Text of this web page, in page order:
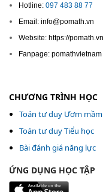
Hotline: 097 483 88 77
Email: info@pomath.vn
Website: https://pomath.vn
Fanpage: pomathvietnam
CHƯƠNG TRÌNH HỌC
Toán tư duy Ươm mầm
Toán tư duy Tiểu học
Bài đánh giá năng lực
ỨNG DỤNG HỌC TẬP